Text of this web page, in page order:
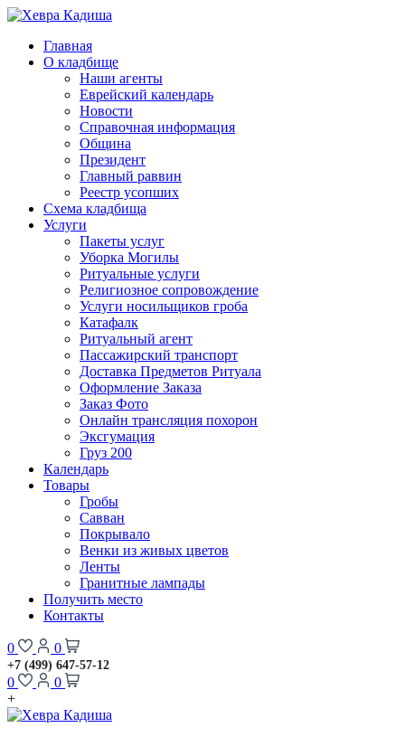
Главная
О кладбище
Наши агенты
Еврейский календарь
Новости
Справочная информация
Община
Президент
Главный раввин
Реестр усопших
Схема кладбища
Услуги
Пакеты услуг
Уборка Могилы
Ритуальные услуги
Религиозное сопровождение
Услуги носильщиков гроба
Катафалк
Ритуальный агент
Пассажирский транспорт
Доставка Предметов Ритуала
Оформление Заказа
Заказ Фото
Онлайн трансляция похорон
Эксгумация
Груз 200
Календарь
Товары
Гробы
Савван
Покрывало
Венки из живых цветов
Ленты
Гранитные лампады
Получить место
Контакты
0 0
+7 (499) 647-57-12
0
0
+